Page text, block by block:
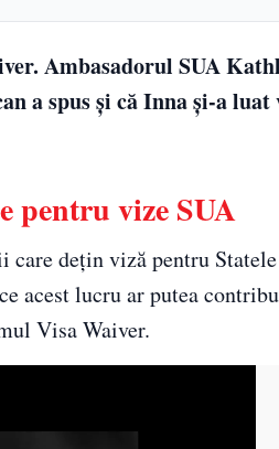
Ambasadorul SUA
a spus și că Inna şi-a luat
pentru vize SUA
dețin viză pentru
acest lucru ar putea
Visa Waiver.